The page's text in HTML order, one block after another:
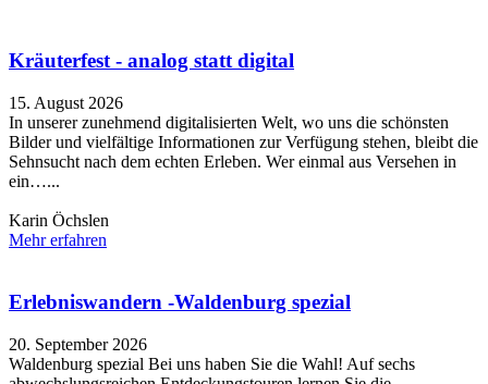
Kräuterfest - analog statt digital
15. August 2026
In unserer zunehmend digitalisierten Welt, wo uns die schönsten
Bilder und vielfältige Informationen zur Verfügung stehen, bleibt die
Sehnsucht nach dem echten Erleben. Wer einmal aus Versehen in
ein…...
Karin Öchslen
Mehr erfahren
Erlebniswandern -Waldenburg spezial
20. September 2026
Waldenburg spezial Bei uns haben Sie die Wahl! Auf sechs